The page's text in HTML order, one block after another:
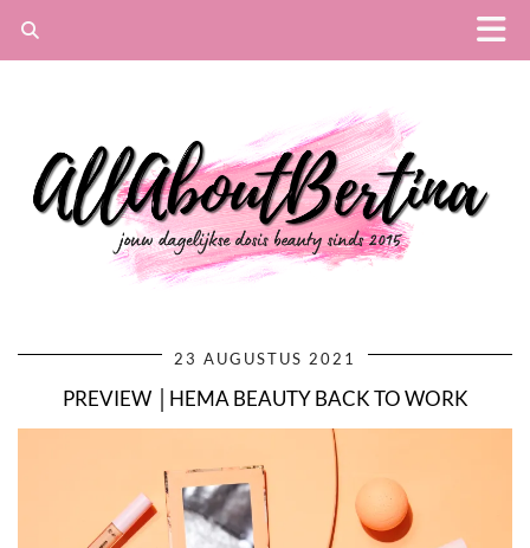
23 AUGUSTUS 2021
PREVIEW │HEMA BEAUTY BACK TO WORK